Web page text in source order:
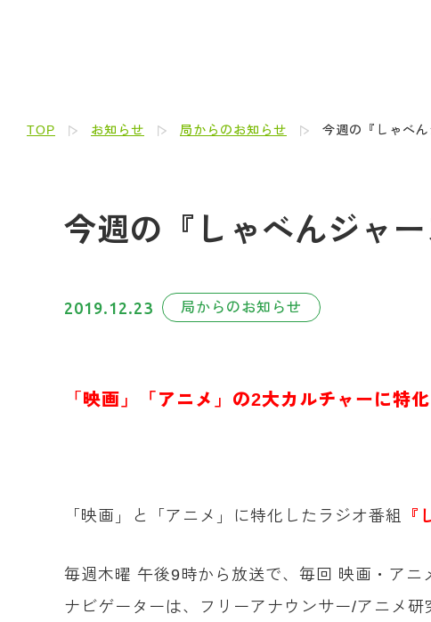
TOP お知らせ 局からのお知らせ 今週の『しゃべ
今週の『しゃべんジャ
2019.12.23 局からのお知らせ
「 映画」「アニメ」の2大カルチャーに特
「映画」と「アニメ」に特化したラジオ番組 『
毎週木曜 午後9時から放送で、毎回 映画・ア
ナビゲーターは、フリーアナウンサー/アニメ研